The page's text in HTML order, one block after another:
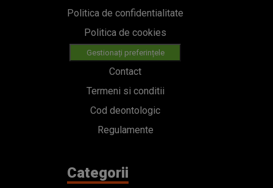
Politica de confidentialitate
Politica de cookies
Gestionați preferințele
Contact
Termeni si conditii
Cod deontologic
Regulamente
Categorii